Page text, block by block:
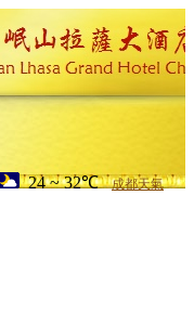
24 ~ 32℃ 成都天氣